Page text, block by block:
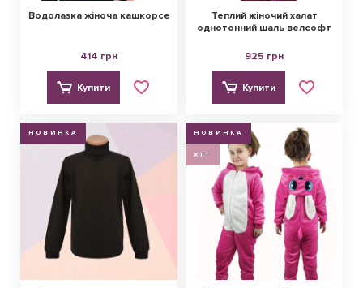
Водолазка жіноча кашкорсе
414 грн
Купити
Теплий жіночий халат
однотонний шаль велсофт
925 грн
Купити
НОВИНКА НОВИНКА
ХІТ